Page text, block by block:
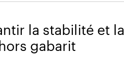
la stabilité et la
gabarit